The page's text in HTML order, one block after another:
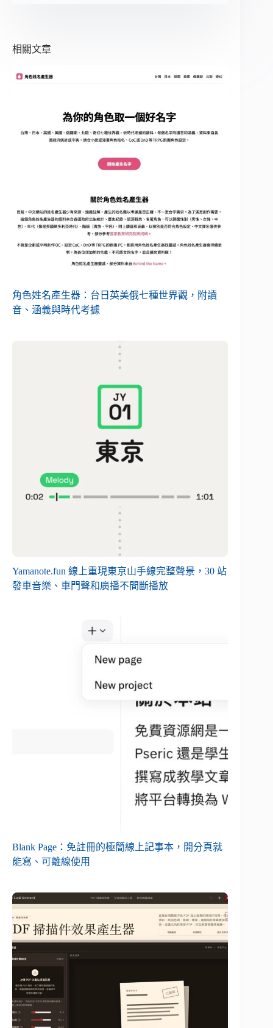
相關文章
角色姓名產生器：台日英美俄七種世界觀，附讀
音、涵義與時代考據
Yamanote.fun 線上重現東京山手線完整聲景，30 站
發車音樂、車門聲和廣播不間斷播放
Blank Page：免註冊的極簡線上記事本，開分頁就
能寫、可離線使用